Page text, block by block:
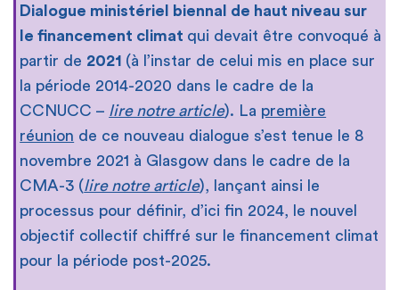
Dialogue ministériel biennal de haut niveau sur
le financement climat qui devait être convoqué à
partir de 2021 (à l’instar de celui mis en place sur
la période 2014-2020 dans le cadre de la
CCNUCC – lire notre article). La première
réunion de ce nouveau dialogue s’est tenue le 8
novembre 2021 à Glasgow dans le cadre de la
CMA-3 (lire notre article), lançant ainsi le
processus pour définir, d’ici fin 2024, le nouvel
objectif collectif chiffré sur le financement climat
pour la période post-2025.